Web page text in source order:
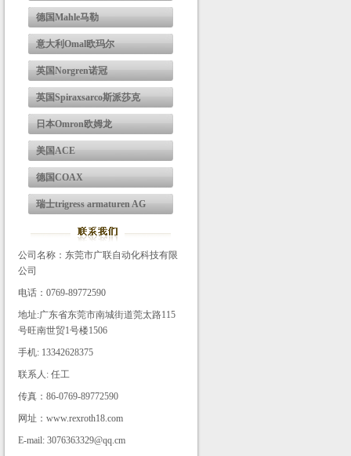
德国Mahle马勒
意大利Omal欧玛尔
英国Norgren诺冠
英国Spiraxsarco斯派莎克
日本Omron欧姆龙
美国ACE
德国COAX
瑞士trigress armaturen AG
公司名称：东莞市广联自动化科技有限
公司
电话：0769-89772590
地址:广东省东莞市南城街道莞太路115
号旺南世贸1号楼1506
手机: 13342628375
联系人: 任工
传真：86-0769-89772590
网址：www.rexroth18.com
E-mail: 3076363329@qq.cm